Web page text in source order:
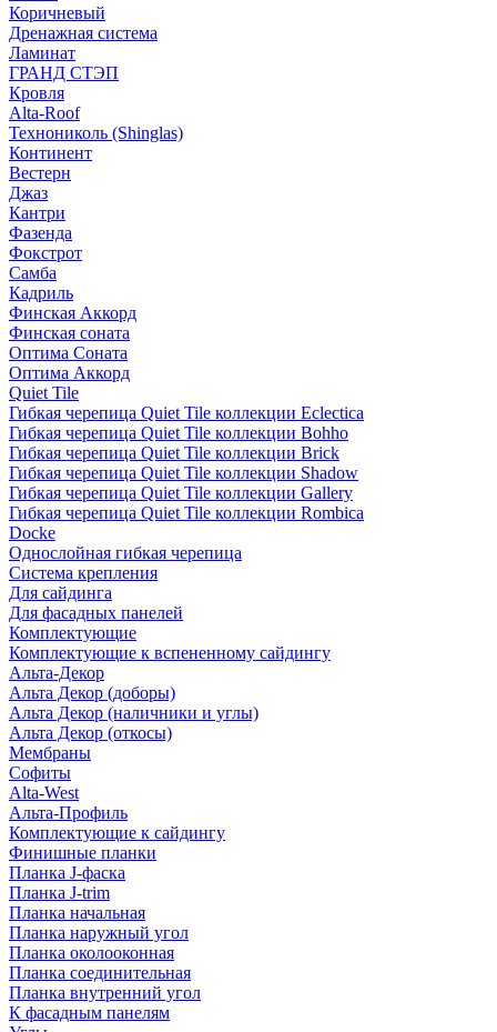
Коричневый
Дренажная система
Ламинат
ГРАНД СТЭП
Кровля
Alta-Roof
Технониколь (Shinglas)
Континент
Вестерн
Джаз
Кантри
Фазенда
Фокстрот
Самба
Кадриль
Финская Аккорд
Финская соната
Оптима Соната
Оптима Аккорд
Quiet Tile
Гибкая черепица Quiet Tile коллекции Eclectica
Гибкая черепица Quiet Tile коллекции Bohho
Гибкая черепица Quiet Tile коллекции Brick
Гибкая черепица Quiet Tile коллекции Shadow
Гибкая черепица Quiet Tile коллекции Gallery
Гибкая черепица Quiet Tile коллекции Rombica
Docke
Однослойная гибкая черепица
Система крепления
Для сайдинга
Для фасадных панелей
Комплектующие
Комплектующие к вспененному сайдингу
Альта-Декор
Альта Декор (доборы)
Альта Декор (наличники и углы)
Альта Декор (откосы)
Мембраны
Софиты
Alta-West
Альта-Профиль
Комплектующие к сайдингу
Финишные планки
Планка J-фаска
Планка J-trim
Планка начальная
Планка наружный угол
Планка околооконная
Планка соединительная
Планка внутренний угол
К фасадным панелям